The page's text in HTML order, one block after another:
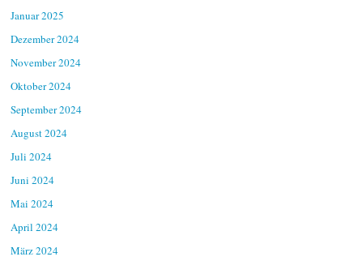
Januar 2025
Dezember 2024
November 2024
Oktober 2024
September 2024
August 2024
Juli 2024
Juni 2024
Mai 2024
April 2024
März 2024